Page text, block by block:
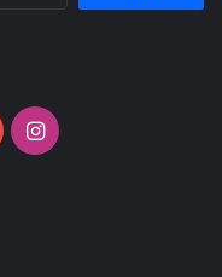
YouTubeInstagram